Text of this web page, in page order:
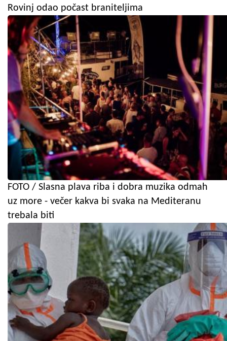
Rovinj odao počast braniteljima
FOTO / Slasna plava riba i dobra muzika odmah
uz more - večer kakva bi svaka na Mediteranu
trebala biti